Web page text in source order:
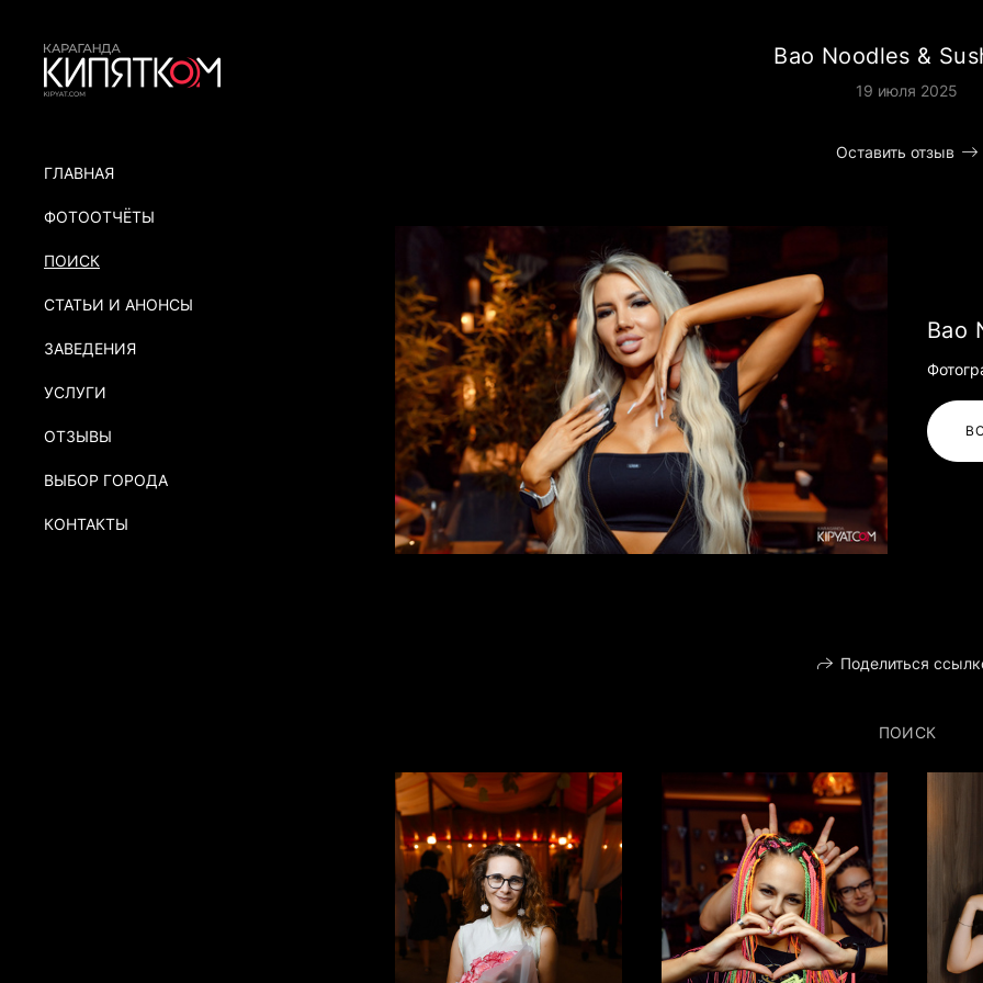
ГЛАВНАЯ
ФОТООТЧЁТЫ
ПОИСК
СТАТЬИ И АНОНСЫ
ЗАВЕДЕНИЯ
УСЛУГИ
ОТЗЫВЫ
ВЫБОР ГОРОДА
КОНТАКТЫ
Bao Noodles &
19 июля 2025
Оставить отзыв
Bao
Поделиться
ПОИСК